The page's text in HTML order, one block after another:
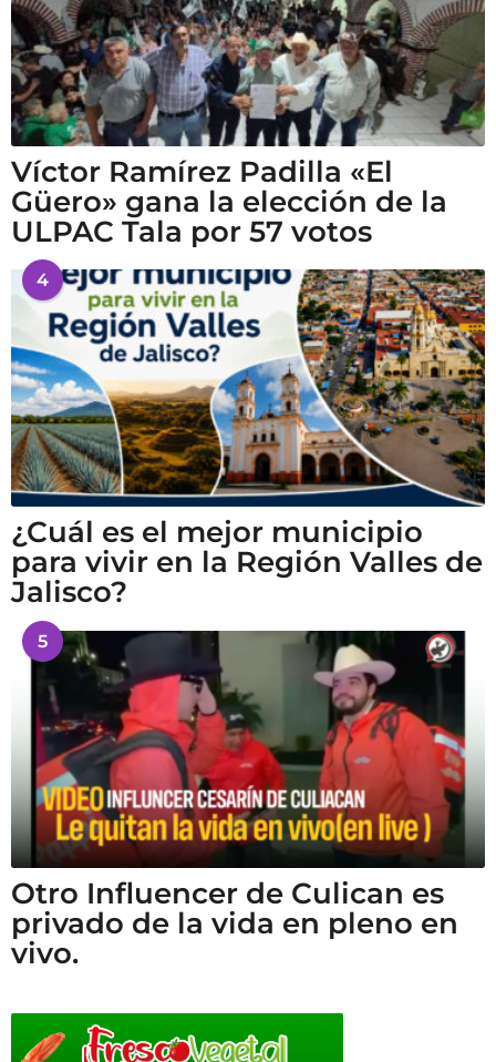
Víctor Ramírez Padilla «El
Güero» gana la elección de la
ULPAC Tala por 57 votos
4
¿Cuál es el mejor municipio
para vivir en la Región Valles de
Jalisco?
5
Otro Influencer de Culican es
privado de la vida en pleno en
vivo.